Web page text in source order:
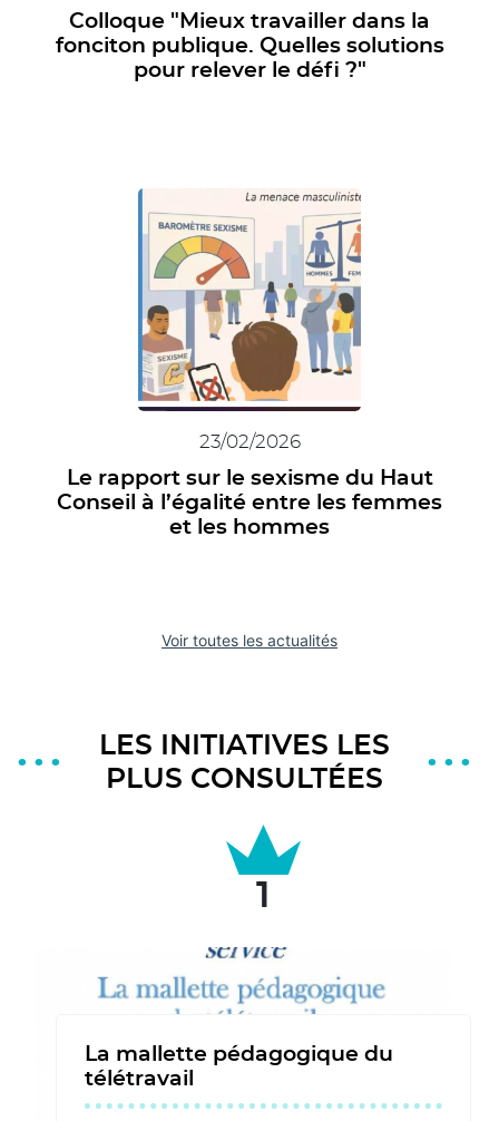
Colloque "Mieux travailler dans la
fonciton publique. Quelles solutions
pour relever le défi ?"
23/02/2026
Le rapport sur le sexisme du Haut
Conseil à l’égalité entre les femmes
et les hommes
Voir toutes les actualités
LES INITIATIVES LES
PLUS CONSULTÉES
La mallette pédagogique du
télétravail